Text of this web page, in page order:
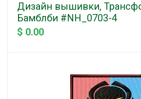
Дизайн вышивки,
Бамблби #NH_0703-4
$ 0.00